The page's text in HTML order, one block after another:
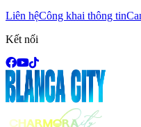
Liên hệCông khai thông tin
Kết nối